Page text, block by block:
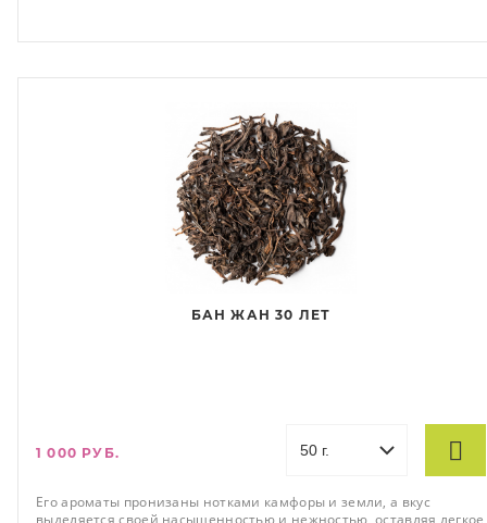
БАН ЖАН 30 ЛЕТ
1 000 РУБ.
Его ароматы пронизаны нотками камфоры и земли, а вкус